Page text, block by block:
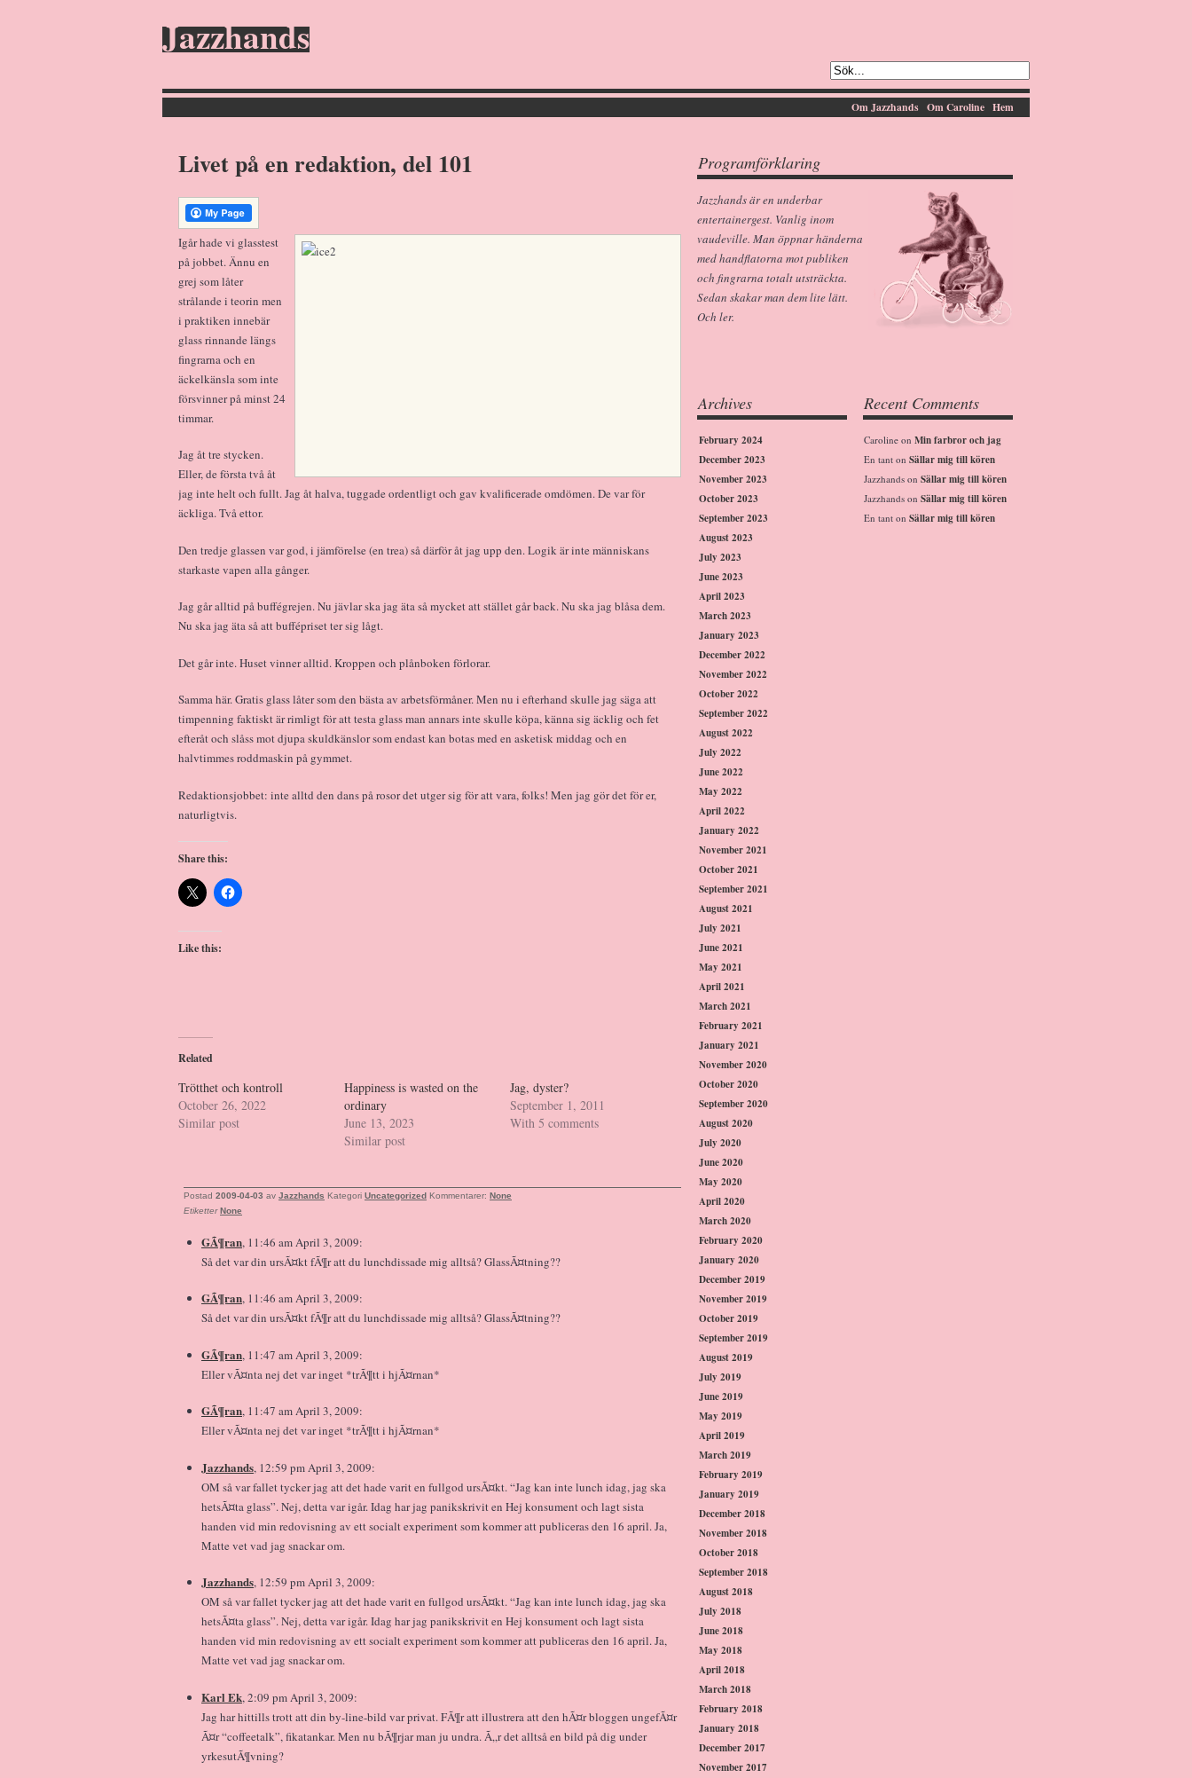
Jazzhands
Hem
Om Caroline
Om Jazzhands
Livet på en redaktion, del 101
Igår hade vi glasstest
på jobbet. Ännu en
grej som låter
strålande i teorin men
i praktiken innebär
glass rinnande längs
fingrarna och en
äckelkänsla som inte
försvinner på minst 24
timmar.
Jag åt tre stycken.
Eller, de första två åt
jag inte helt och fullt. Jag åt halva, tuggade ordentligt och gav kvalificerade omdömen. De var för
äckliga. Två ettor.
Den tredje glassen var god, i jämförelse (en trea) så därför åt jag upp den. Logik är inte människans
starkaste vapen alla gånger.
Jag går alltid på buffégrejen. Nu jävlar ska jag äta så mycket att stället går back. Nu ska jag blåsa dem.
Nu ska jag äta så att buffépriset ter sig lågt.
Det går inte. Huset vinner alltid. Kroppen och plånboken förlorar.
Samma här. Gratis glass låter som den bästa av arbetsförmåner. Men nu i efterhand skulle jag säga att
timpenning faktiskt är rimligt för att testa glass man annars inte skulle köpa, känna sig äcklig och fet
efteråt och slåss mot djupa skuldkänslor som endast kan botas med en asketisk middag och en
halvtimmes roddmaskin på gymmet.
Redaktionsjobbet: inte alltd den dans på rosor det utger sig för att vara, folks! Men jag gör det för er,
naturligtvis.
Share this:
Like this:
Related
Trötthet och kontroll
October 26, 2022
Similar post
Happiness is wasted on the
ordinary
June 13, 2023
Similar post
Jag, dyster?
September 1, 2011
With 5 comments
Postad 2009-04-03 av Jazzhands Kategori Uncategorized Kommentarer: None
Etiketter None
GÃ¶ran, 11:46 am April 3, 2009:
Så det var din ursÃ¤kt fÃ¶r att du lunchdissade mig alltså? GlassÃ¤tning??
GÃ¶ran, 11:46 am April 3, 2009:
Så det var din ursÃ¤kt fÃ¶r att du lunchdissade mig alltså? GlassÃ¤tning??
GÃ¶ran, 11:47 am April 3, 2009:
Eller vÃ¤nta nej det var inget *trÃ¶tt i hjÃ¤rnan*
GÃ¶ran, 11:47 am April 3, 2009:
Eller vÃ¤nta nej det var inget *trÃ¶tt i hjÃ¤rnan*
Jazzhands, 12:59 pm April 3, 2009:
OM så var fallet tycker jag att det hade varit en fullgod ursÃ¤kt. “Jag kan inte lunch idag, jag ska
hetsÃ¤ta glass”. Nej, detta var igår. Idag har jag panikskrivit en Hej konsument och lagt sista
handen vid min redovisning av ett socialt experiment som kommer att publiceras den 16 april. Ja,
Matte vet vad jag snackar om.
Jazzhands, 12:59 pm April 3, 2009:
OM så var fallet tycker jag att det hade varit en fullgod ursÃ¤kt. “Jag kan inte lunch idag, jag ska
hetsÃ¤ta glass”. Nej, detta var igår. Idag har jag panikskrivit en Hej konsument och lagt sista
handen vid min redovisning av ett socialt experiment som kommer att publiceras den 16 april. Ja,
Matte vet vad jag snackar om.
Karl Ek, 2:09 pm April 3, 2009:
Jag har hittills trott att din by-line-bild var privat. FÃ¶r att illustrera att den hÃ¤r bloggen ungefÃ¤r
Ã¤r “coffeetalk”, fikatankar. Men nu bÃ¶rjar man ju undra. Ã„r det alltså en bild på dig under
yrkesutÃ¶vning?
Programförklaring
Jazzhands är en underbar
entertainergest. Vanlig inom
vaudeville. Man öppnar händerna
med handflatorna mot publiken
och fingrarna totalt utsträckta.
Sedan skakar man dem lite lätt.
Och ler.
Archives
February 2024
December 2023
November 2023
October 2023
September 2023
August 2023
July 2023
June 2023
April 2023
March 2023
January 2023
December 2022
November 2022
October 2022
September 2022
August 2022
July 2022
June 2022
May 2022
April 2022
January 2022
November 2021
October 2021
September 2021
August 2021
July 2021
June 2021
May 2021
April 2021
March 2021
February 2021
January 2021
November 2020
October 2020
September 2020
August 2020
July 2020
June 2020
May 2020
April 2020
March 2020
February 2020
January 2020
December 2019
November 2019
October 2019
September 2019
August 2019
July 2019
June 2019
May 2019
April 2019
March 2019
February 2019
January 2019
December 2018
November 2018
October 2018
September 2018
August 2018
July 2018
June 2018
May 2018
April 2018
March 2018
February 2018
January 2018
December 2017
November 2017
Recent Comments
Caroline on Min farbror och jag
En tant on Sällar mig till kören
Jazzhands on Sällar mig till kören
Jazzhands on Sällar mig till kören
En tant on Sällar mig till kören